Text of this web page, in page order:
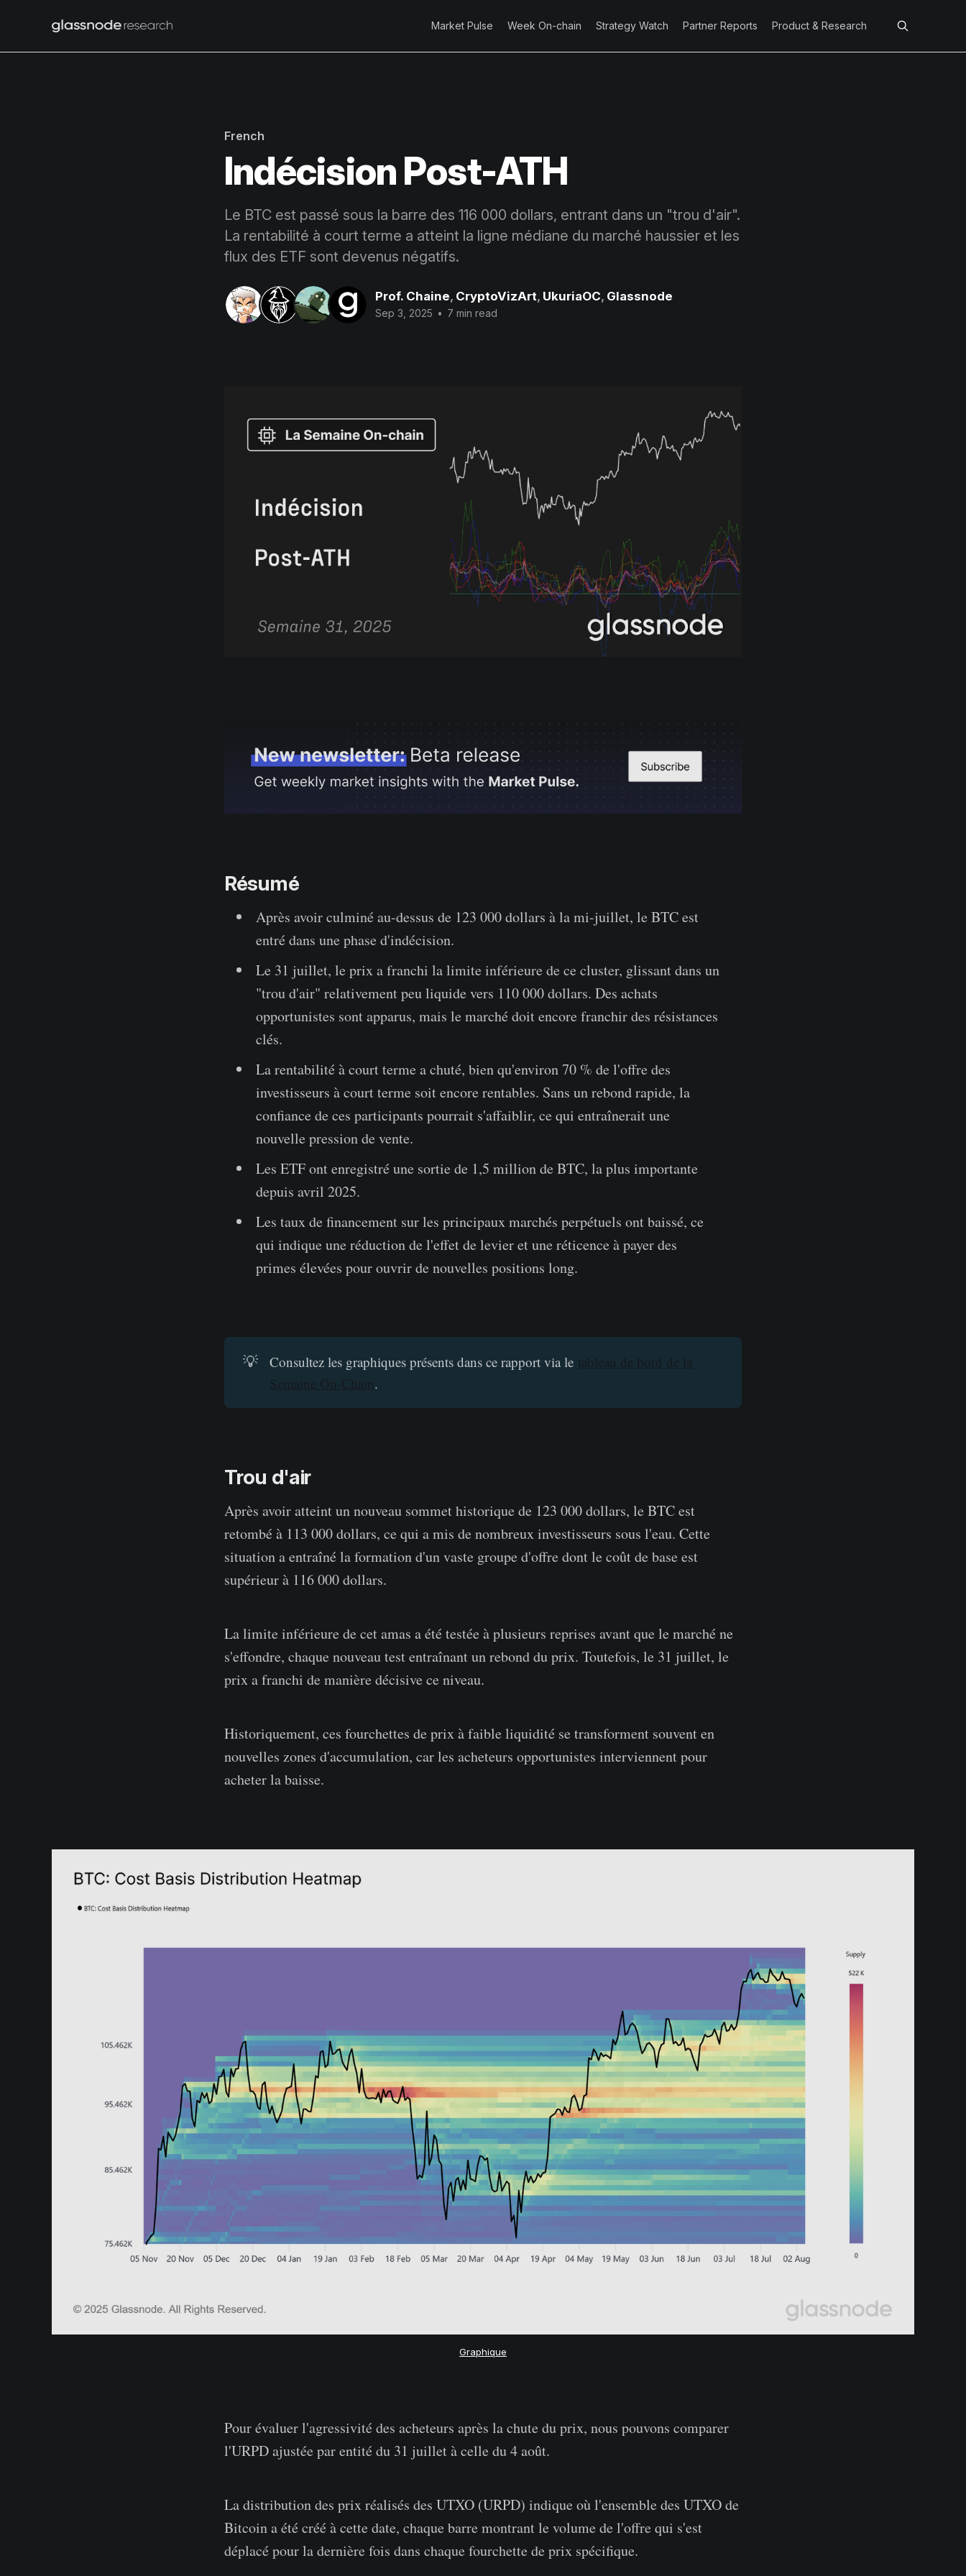
Market Pulse Week On-chain Strategy Watch Partner Reports Product & Research
French
Indécision Post-ATH
Le BTC est passé sous la barre des 116 000 dollars, entrant dans un "trou d'air".
La rentabilité à court terme a atteint la ligne médiane du marché haussier et les
flux des ETF sont devenus négatifs.
Prof. Chaine, CryptoVizArt, UkuriaOC, Glassnode
Sep 3, 2025 • 7 min read
Résumé
Après avoir culminé au-dessus de 123 000 dollars à la mi-juillet, le BTC est
entré dans une phase d'indécision.
Le 31 juillet, le prix a franchi la limite inférieure de ce cluster, glissant dans un
"trou d'air" relativement peu liquide vers 110 000 dollars. Des achats
opportunistes sont apparus, mais le marché doit encore franchir des résistances
clés.
La rentabilité à court terme a chuté, bien qu'environ 70 % de l'offre des
investisseurs à court terme soit encore rentables. Sans un rebond rapide, la
confiance de ces participants pourrait s'affaiblir, ce qui entraînerait une
nouvelle pression de vente.
Les ETF ont enregistré une sortie de 1,5 million de BTC, la plus importante
depuis avril 2025.
Les taux de financement sur les principaux marchés perpétuels ont baissé, ce
qui indique une réduction de l'effet de levier et une réticence à payer des
primes élevées pour ouvrir de nouvelles positions long.
💡 Consultez les graphiques présents dans ce rapport via le tableau de bord de la
Semaine On-Chain.
Trou d'air
Après avoir atteint un nouveau sommet historique de 123 000 dollars, le BTC est
retombé à 113 000 dollars, ce qui a mis de nombreux investisseurs sous l'eau. Cette
situation a entraîné la formation d'un vaste groupe d'offre dont le coût de base est
supérieur à 116 000 dollars.
La limite inférieure de cet amas a été testée à plusieurs reprises avant que le marché ne
s'effondre, chaque nouveau test entraînant un rebond du prix. Toutefois, le 31 juillet, le
prix a franchi de manière décisive ce niveau.
Historiquement, ces fourchettes de prix à faible liquidité se transforment souvent en
nouvelles zones d'accumulation, car les acheteurs opportunistes interviennent pour
acheter la baisse.
Graphique
Pour évaluer l'agressivité des acheteurs après la chute du prix, nous pouvons comparer
l'URPD ajustée par entité du 31 juillet à celle du 4 août.
La distribution des prix réalisés des UTXO (URPD) indique où l'ensemble des UTXO de
Bitcoin a été créé à cette date, chaque barre montrant le volume de l'offre qui s'est
déplacé pour la dernière fois dans chaque fourchette de prix spécifique.